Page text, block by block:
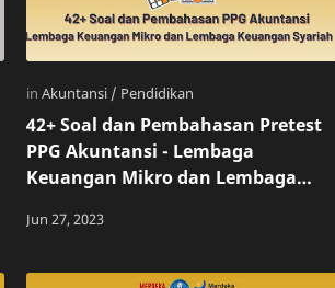
42+ Soal dan Pembahasan Pretest
PPG Akuntansi - Lembaga
Keuangan Mikro dan Lembaga